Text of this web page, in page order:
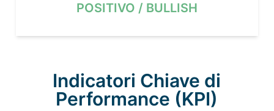
POSITIVO / BULLISH
Indicatori Chiave di
Performance (KPI)